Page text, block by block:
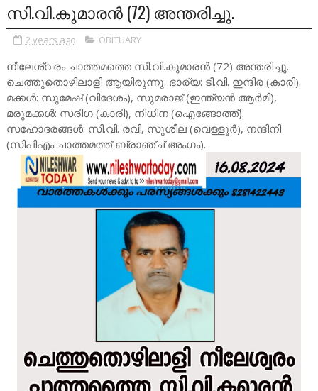
സി.വി.കുമാരൻ (72) അന്തരിച്ചു.
2 years ago OBITUARY
നീലേശ്വരം ചാത്തമത്തെ സി.വി.കുമാരൻ (72) അന്തരിച്ചു.
ചെത്തുതൊഴിലാളി ആയിരുന്നു. ഭാര്യ: ടി.വി. ഇന്ദിര (കാരി).
മക്കൾ: സുമേഷ് (വിദേശം), സുമരാജ് (ഇന്ത്യൻ ആർമി),
മരുമക്കൾ: സരിഗ (കാരി), നിധിന (ഐങ്ങോത്ത്).
സഹോദരങ്ങൾ: സി.വി. രവി, സുശീല (വെള്ളൂർ), നന്ദിനി
(സിപിഎം ചാത്തമത്ത് ബ്രാഞ്ച് അംഗം).